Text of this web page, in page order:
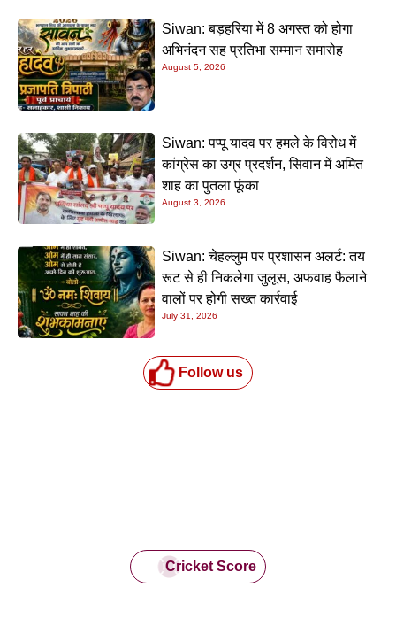
Siwan: बड़हरिया में 8 अगस्त को होगा
अभिनंदन सह प्रतिभा सम्मान समारोह
August 5, 2026
Siwan: पप्पू यादव पर हमले के विरोध में
कांग्रेस का उग्र प्रदर्शन, सिवान में अमित
शाह का पुतला फूंका
August 3, 2026
Siwan: चेहल्लुम पर प्रशासन अलर्ट: तय
रूट से ही निकलेगा जुलूस, अफवाह फैलाने
वालों पर होगी सख्त कार्रवाई
July 31, 2026
Follow us
Cricket Score